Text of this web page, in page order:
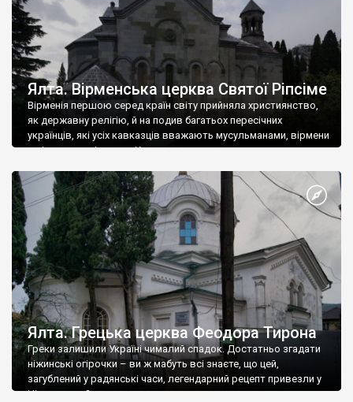
Ялта. Вірменська церква Святої Ріпсіме
Вірменія першою серед країн світу прийняла християнство,
як державну релігію, й на подив багатьох пересічних
українців, які усіх кавказців вважають мусульманами, вірмени
є відданими вірянами Христа
Ялта. Грецька церква Феодора Тирона
Греки залишили Україні чималий спадок. Достатньо згадати
ніжинські огірочки – ви ж мабуть всі знаєте, що цей,
загублений у радянські часи, легендарний рецепт привезли у
Ніжин греки?